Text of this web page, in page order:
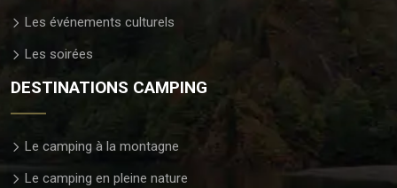
Les événements culturels
Les soirées
DESTINATIONS CAMPING
Le camping à la montagne
Le camping en pleine nature